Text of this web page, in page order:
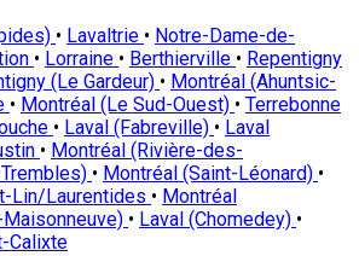
• Lavaltrie • Notre-Dame-de-
• Lorraine • Berthierville • Repentigny
(Le Gardeur) • Montréal (Ahuntsic-
• Montréal (Le Sud-Ouest) • Terrebonne
• Laval (Fabreville) • Laval
• Montréal (Rivière-des-
• Montréal (Saint-Léonard) •
Lin/Laurentides • Montréal
• Laval (Chomedey) •
Calixte